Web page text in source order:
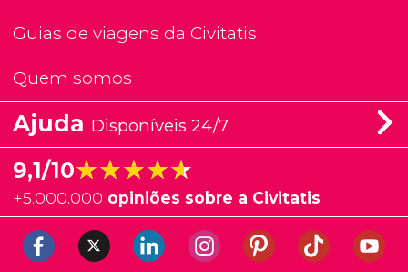
Guias de viagens da Civitatis
Quem somos
Ajuda Disponíveis 24/7
9,1/10★★★★★
★★★★★
+5.000.000 opiniões sobre a Civitatis